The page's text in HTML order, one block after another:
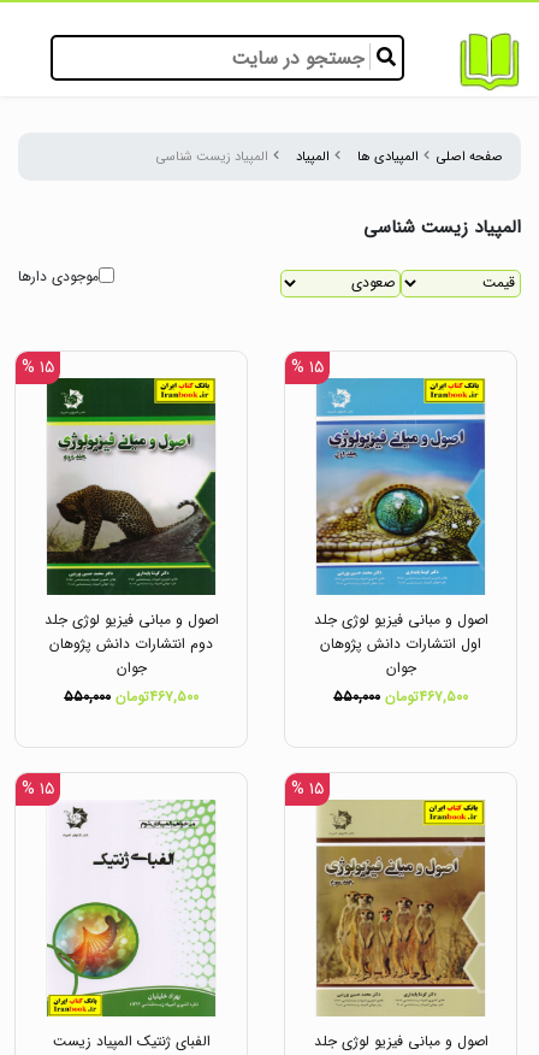
صفحه اصلی المپیادی ها المپیاد المپیاد زیست شناسی
المپیاد زیست شناسی
موجودی دارها
۱۵ %
اصول و مبانی فیزیو لوژی جلد
اول انتشارات دانش پژوهان
جوان
۴۶۷,۵۰۰تومان
۵۵۰,۰۰۰
۱۵ %
اصول و مبانی فیزیو لوژی جلد
دوم انتشارات دانش پژوهان
جوان
۴۶۷,۵۰۰تومان
۵۵۰,۰۰۰
۱۵ %
اصول و مبانی فیزیو لوژی جلد
۱۵ %
الفبای ژنتیک المپیاد زیست